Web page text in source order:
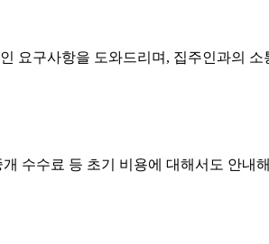
요구사항을 도와드리며, 집주인과의 소
수수료 등 초기 비용에 대해서도 안내